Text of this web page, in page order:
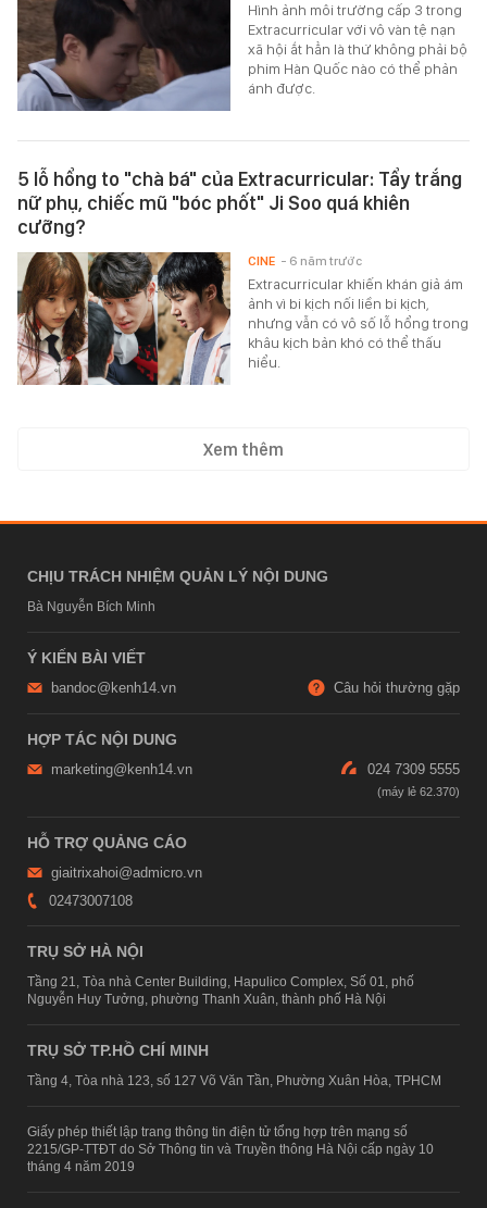
Hình ảnh môi trường cấp 3 trong
Extracurricular với vô vàn tệ nạn
xã hội ắt hẳn là thứ không phải bộ
phim Hàn Quốc nào có thể phản
ánh được.
5 lỗ hổng to "chà bá" của Extracurricular: Tẩy trắng
nữ phụ, chiếc mũ "bóc phốt" Ji Soo quá khiên
cưỡng?
Extracurricular khiến khán giả ám
ảnh vì bi kịch nối liền bi kịch,
nhưng vẫn có vô số lỗ hổng trong
khâu kịch bản khó có thể thấu
hiểu.
CINE - 6 năm trước
Xem thêm
CHỊU TRÁCH NHIỆM QUẢN LÝ NỘI DUNG
Bà Nguyễn Bích Minh
Ý KIẾN BÀI VIẾT
bandoc@kenh14.vn Câu hỏi thường gặp
HỢP TÁC NỘI DUNG
marketing@kenh14.vn 024 7309 5555
HỖ TRỢ QUẢNG CÁO
giaitrixahoi@admicro.vn
02473007108
TRỤ SỞ HÀ NỘI
Tầng 21, Tòa nhà Center Building, Hapulico Complex, Số 01, phố
Nguyễn Huy Tưởng, phường Thanh Xuân, thành phố Hà Nội
TRỤ SỞ TP.HỒ CHÍ MINH
Tầng 4, Tòa nhà 123, số 127 Võ Văn Tần, Phường Xuân Hòa, TPHCM
Giấy phép thiết lập trang thông tin điện tử tổng hợp trên mạng số
2215/GP-TTĐT do Sở Thông tin và Truyền thông Hà Nội cấp ngày 10
tháng 4 năm 2019